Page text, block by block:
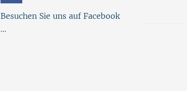
Besuchen Sie uns auf Facebook
...